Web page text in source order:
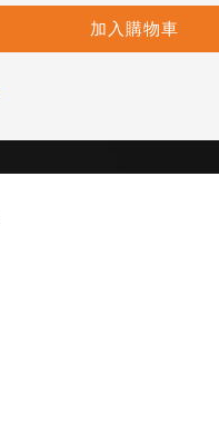
加入購物車